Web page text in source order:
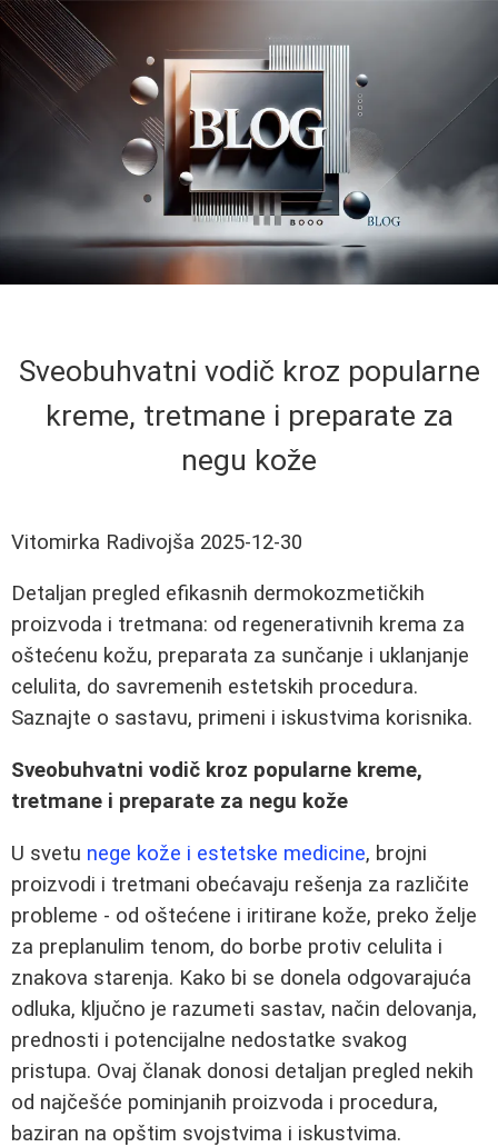
Sveobuhvatni vodič kroz popularne
kreme, tretmane i preparate za
negu kože
Vitomirka Radivojša 2025-12-30
Detaljan pregled efikasnih dermokozmetičkih
proizvoda i tretmana: od regenerativnih krema za
oštećenu kožu, preparata za sunčanje i uklanjanje
celulita, do savremenih estetskih procedura.
Saznajte o sastavu, primeni i iskustvima korisnika.
Sveobuhvatni vodič kroz popularne kreme,
tretmane i preparate za negu kože
U svetu nege kože i estetske medicine, brojni
proizvodi i tretmani obećavaju rešenja za različite
probleme - od oštećene i iritirane kože, preko želje
za preplanulim tenom, do borbe protiv celulita i
znakova starenja. Kako bi se donela odgovarajuća
odluka, ključno je razumeti sastav, način delovanja,
prednosti i potencijalne nedostatke svakog
pristupa. Ovaj članak donosi detaljan pregled nekih
od najčešće pominjanih proizvoda i procedura,
baziran na opštim svojstvima i iskustvima.